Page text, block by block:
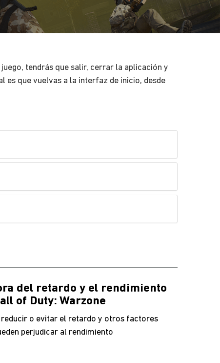
tendrás que salir, cerrar la aplicación y
es que vuelvas a la interfaz de inicio, desde
del retardo y el rendimiento
of Duty: Warzone
reducir o evitar el retardo y otros factores
perjudicar al rendimiento